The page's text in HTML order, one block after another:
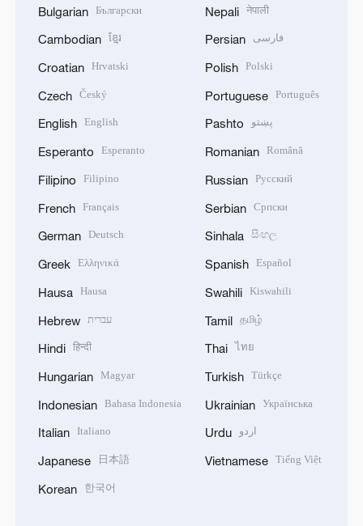
Bulgarian Български
Cambodian ខ្មែរ
Croatian Hrvatski
Czech Český
English English
Esperanto Esperanto
Filipino Filipino
French Français
German Deutsch
Greek Ελληνικά
Hausa Hausa
Hebrew עברית
Hindi हिन्दी
Hungarian Magyar
Indonesian Bahasa Indonesia
Italian Italiano
Japanese 日本語
Korean 한국어
Nepali नेपाली
Persian فارسی
Polish Polski
Portuguese Português
Pashto پښتو
Romanian Română
Russian Русский
Serbian Српски
Sinhala සිංහල
Spanish Español
Swahili Kiswahili
Tamil தமிழ்
Thai ไทย
Turkish Türkçe
Ukrainian Українська
Urdu اردو
Vietnamese Tiếng Việt